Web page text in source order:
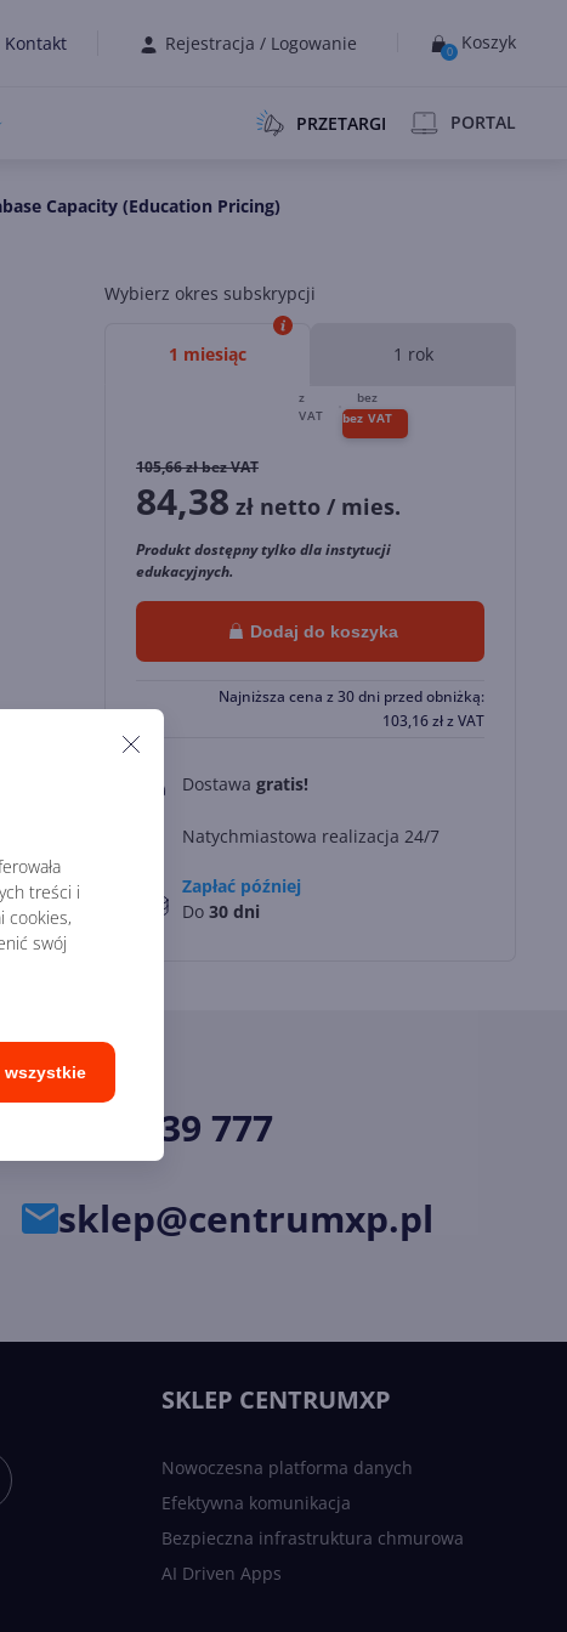
treści i
cookies,
swój
wszystkie
Kontakt Rejestracja / Logowanie 0 Koszyk
PRZETARGI PORTAL
Capacity (Education Pricing)
Wybierz okres subskrypcji
1 miesiąc 1 rok
105,66zł bez VAT
84,38 zł netto / mies.
Produkt dostępny tylko dla instytucji
edukacyjnych.
Dodaj do koszyka
Najniższa cena z 30 dni przed obniżką:
103,16złz VAT
Dostawa gratis!
Natychmiastowa realizacja 24/7
Zapłać później
Do 30 dni
34 33 39 777
sklep@centrumxp.pl
SKLEP CENTRUMXP
Nowoczesna platforma danych
Efektywna komunikacja
Bezpieczna infrastruktura chmurowa
AI Driven Apps